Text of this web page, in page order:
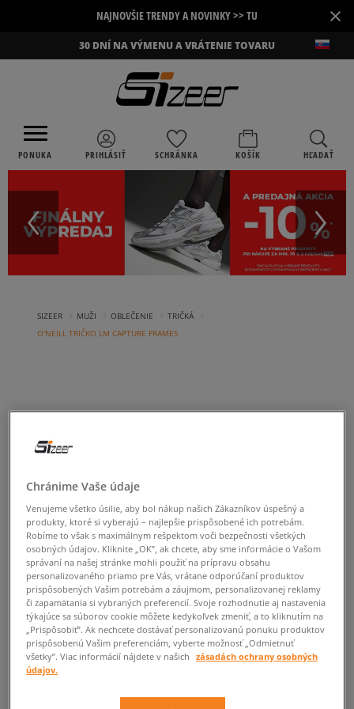
NAJNOVŠIE TRENDY A NOVINKY >> TU ×
30 DNÍ NA VÝMENU A VRÁTENIE TOVARU
PONUKA PRIHLÁSIŤ SCHRÁNKA KOŠÍK HĽADAŤ
SIZEER MUŽI OBLEČENIE TRIČKÁ
O'NEILL TRIČKO LM CAPTURE FRAMES
Chránime Vaše údaje
Venujeme všetko úsilie, aby bol nákup našich Zákazníkov úspešný a
produkty, ktoré si vyberajú – najlepšie prispôsobené ich potrebám.
Robíme to však s maximálnym rešpektom voči bezpečnosti všetkých
osobných údajov. Kliknite „OK”, ak chcete, aby sme informácie o Vašom
správaní na našej stránke mohli použiť na prípravu obsahu
personalizovaného priamo pre Vás, vrátane odporúčaní produktov
prispôsobených Vašim potrebám a záujmom, personalizovanej reklamy
či zapamätania si vybraných preferencií. Svoje rozhodnutie aj nastavenia
týkajúce sa súborov cookie môžete kedykoľvek zmeniť, a to kliknutím na
„Prispôsobiť”. Ak nechcete dostávať personalizovanú ponuku produktov
prispôsobenú Vašim preferenciám, vyberte možnosť „Odmietnuť
všetky”. Viac informácií nájdete v našich
zásadách ochrany osobných
údajov.